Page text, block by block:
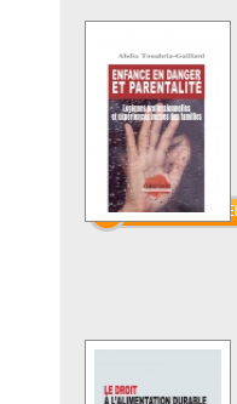
Commander